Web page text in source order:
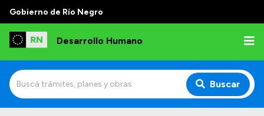
Gobierno de Río Negro
Desarrollo Humano
Buscar